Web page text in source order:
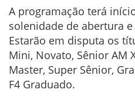
A programação terá
solenidade de abertura
Estarão em disputa os
Mini, Novato, Sênior AM
Master, Super Sênior,
F4 Graduado.